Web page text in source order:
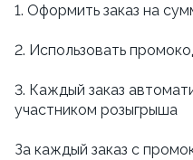
1. Оформить заказ на
2. Использовать
3. Каждый заказ
участником розыгрыша
За каждый заказ с